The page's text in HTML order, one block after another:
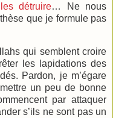
les détruire… Ne nous
que je formule pas
qui semblent croire
les lapidations des
Pardon, je m’égare
un peu de bonne
par attaquer
s’ils ne sont pas un